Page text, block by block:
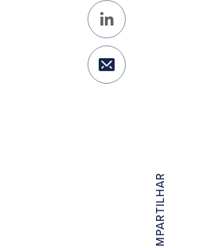
COMPARTILHAR